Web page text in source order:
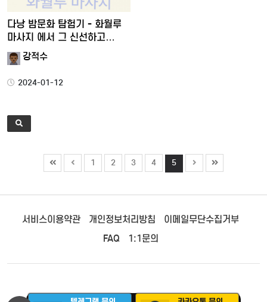
다낭 밤문화 탐험기 - 화월루
마사지 에서 그 신선하고…
강적수
2024-01-12
1 2 3 4 5
서비스이용약관 개인정보처리방침
이메일무단수집거부
FAQ
1:1문의